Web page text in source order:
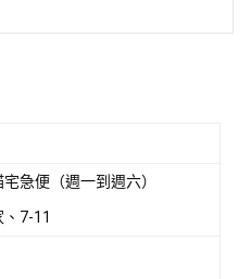
急便（週一到週六）
7-11